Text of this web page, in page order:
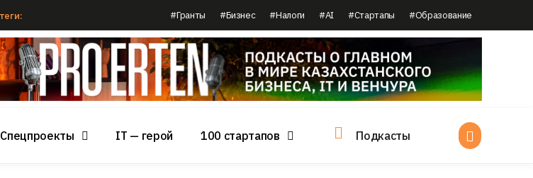
#Гранты #Бизнес #Налоги #AI #Стартапы #Образование
Спецпроекты IT — герой 100 стартапов Подкасты